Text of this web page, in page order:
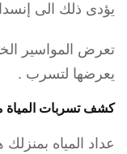
يؤدى ذلك الى
تعرض المواسير
يعرضها لتسرب .
كشف تسربات
عداد المياه